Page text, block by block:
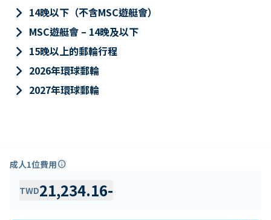
keyboard_arrow_right 14晚以下（不含MSC遊艇會）
keyboard_arrow_right MSC遊艇會 – 14晚及以下
keyboard_arrow_right 15晚以上的郵輪行程
keyboard_arrow_right 2026年環球郵輪
keyboard_arrow_right 2027年環球郵輪
成人1位費用info
TWD21,234.16-